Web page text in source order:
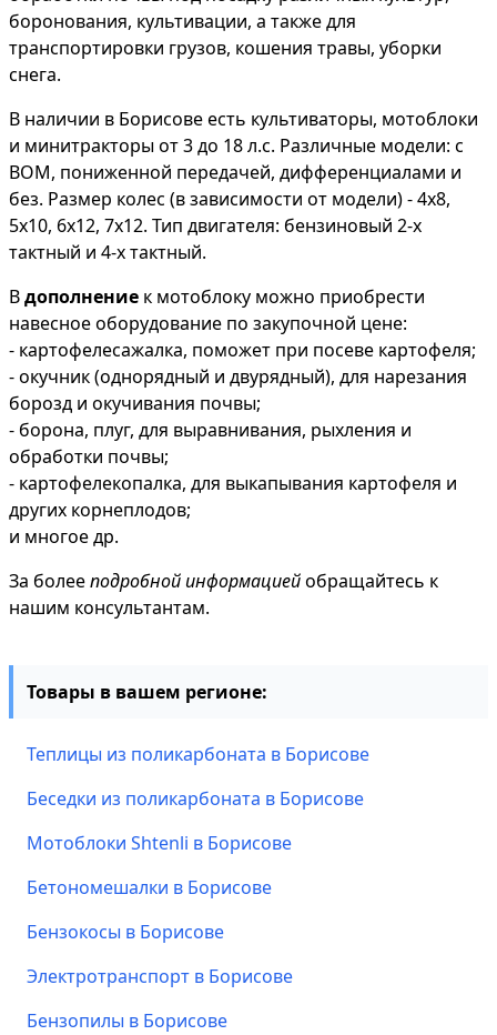
боронования, культивации, а также для
транспортировки грузов, кошения травы, уборки
снега.
В наличии в Борисове есть культиваторы, мотоблоки
и минитракторы от 3 до 18 л.с. Различные модели: с
ВОМ, пониженной передачей, дифференциалами и
без. Размер колес (в зависимости от модели) - 4х8,
5х10, 6х12, 7х12. Тип двигателя: бензиновый 2-х
тактный и 4-х тактный.
Вдополнение к мотоблоку можно приобрести
навесное оборудование по закупочной цене:
- картофелесажалка, поможет при посеве картофеля;
- окучник (однорядный и двурядный), для нарезания
борозд и окучивания почвы;
- борона, плуг, для выравнивания, рыхления и
обработки почвы;
- картофелекопалка, для выкапывания картофеля и
других корнеплодов;
и многое др.
За болееподробной информациейобращайтесь к
нашим консультантам.
Товары в вашем регионе:
Теплицы из поликарбоната в Борисове
Беседки из поликарбоната в Борисове
Мотоблоки Shtenli в Борисове
Бетономешалки в Борисове
Бензокосы в Борисове
Электротранспорт в Борисове
Бензопилы в Борисове